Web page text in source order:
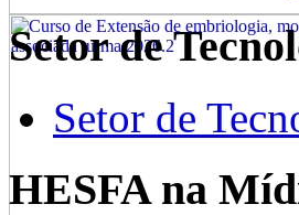
Setor de
Setor de
HESFA na